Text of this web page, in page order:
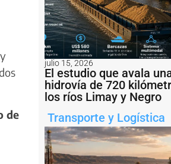
de
julio 15, 2026
El estudio que avala
hidrovía de 720
los ríos Limay y Negro
Transporte y Logística